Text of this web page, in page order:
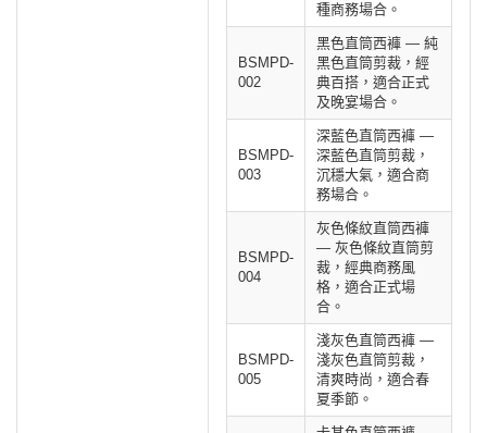
種商務場合。
BSMPD-
002
黑色直筒西褲 — 純
黑色直筒剪裁，經
典百搭，適合正式
及晚宴場合。
BSMPD-
003
深藍色直筒西褲 —
深藍色直筒剪裁，
沉穩大氣，適合商
務場合。
BSMPD-
004
灰色條紋直筒西褲
— 灰色條紋直筒剪
裁，經典商務風
格，適合正式場
合。
BSMPD-
005
淺灰色直筒西褲 —
淺灰色直筒剪裁，
清爽時尚，適合春
夏季節。